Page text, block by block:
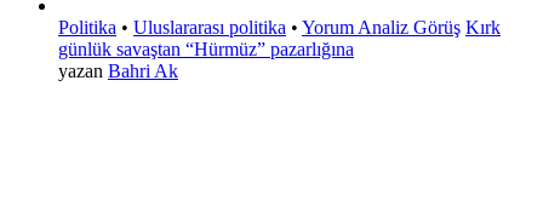
Politika • Uluslararası politika • Yorum Analiz Görüş Kırk
günlük savaştan “Hürmüz” pazarlığına
yazan Bahri Ak